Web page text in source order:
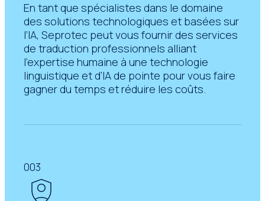
En tant que spécialistes dans le domaine
des solutions technologiques et basées sur
l’IA, Seprotec peut vous fournir des services
de traduction professionnels alliant
l’expertise humaine à une technologie
linguistique et d’IA de pointe pour vous faire
gagner du temps et réduire les coûts.
003